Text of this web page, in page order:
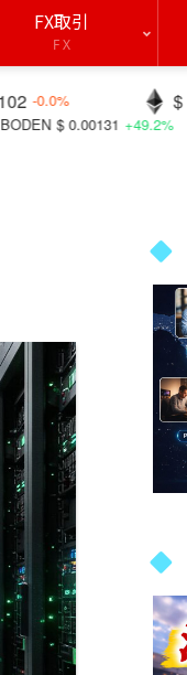
FX取引
F X
$ 1916.76 -0.2%
EOS $ 0.16461
+49.2%